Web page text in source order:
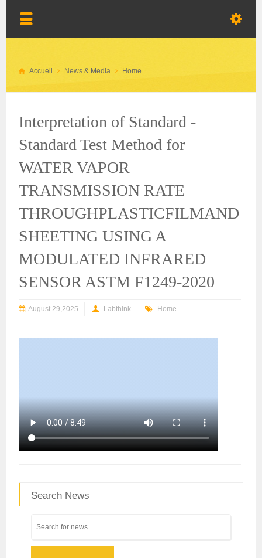
Accueil News & Media Home
Interpretation of Standard -
Standard Test Method for
WATER VAPOR
TRANSMISSION RATE
THROUGHPLASTICFILMAND
SHEETING USING A
MODULATED INFRARED
SENSOR ASTM F1249-2020
August 29,2025 Labthink Home
Search News